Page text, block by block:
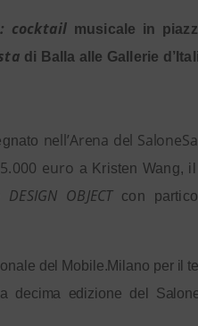
: cocktail musicale in
di Balla alle Gallerie
nell’Arena del
euro a Kristen Wang,
OBJECTcon
del Mobile.Milano per il
decima edizione del